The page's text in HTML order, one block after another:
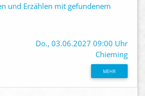
und Erzählen mit gefundenem
Do., 03.06.2027 09:00 Uhr
Chieming
MEHR